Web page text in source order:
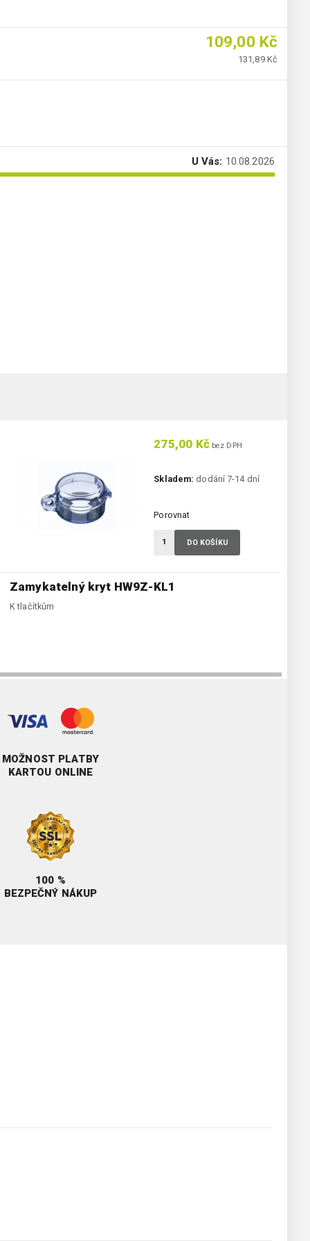
109,00 Kč
131,89 Kč
U Vás: 10.08.2026
Zamykatelný kryt HW9Z-KL1
K tlačítkům
275,00 Kčbez DPH
Skladem: dodání 7-14 dní
Porovnat
DO KOŠÍKU
MOŽNOST PLATBY
KARTOU ONLINE
100 %
BEZPEČNÝ NÁKUP